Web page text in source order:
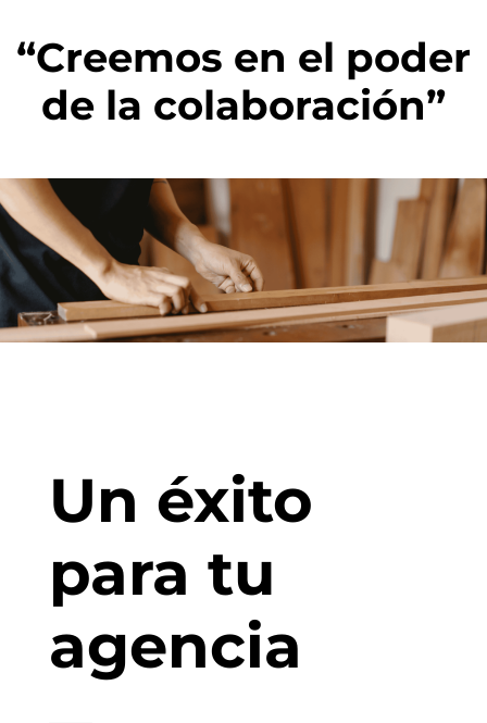
“Creemos en el poder
de la colaboración”
Un éxito
para tu
agencia